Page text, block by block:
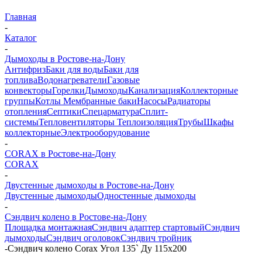
Главная
-
Каталог
-
Дымоходы в Ростове-на-Дону
АнтифризБаки для водыБаки для
топливаВодонагревателиГазовые
конвекторыГорелкиДымоходыКанализацияКоллекторные
группыКотлы Мембранные бакиНасосыРадиаторы
отопленияСептикиСпецарматураСплит-
системыТепловентиляторы ТеплоизоляцияТрубыШкафы
коллекторныеЭлектрооборудование
-
CORAX в Ростове-на-Дону
CORAX
-
Двустенные дымоходы в Ростове-на-Дону
Двустенные дымоходыОдностенные дымоходы
-
Сэндвич колено в Ростове-на-Дону
Площадка монтажнаяСэндвич адаптер стартовыйСэндвич
дымоходыСэндвич оголовокСэндвич тройник
-Сэндвич колено Corax Угол 135` Ду 115х200